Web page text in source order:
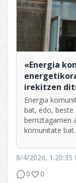
«Energia
irekitzen
Energia
bat, edo, beste
berriztagarrien
komunitate
8/4/2026, 1:20:35
0
0